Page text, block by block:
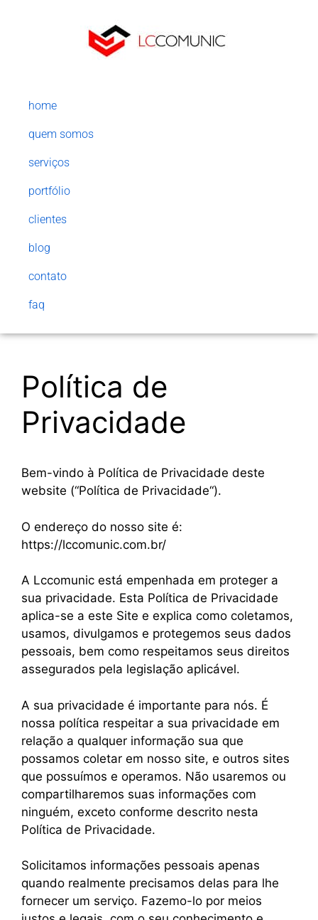
home
quem somos
serviços
portfólio
clientes
blog
contato
faq
Política de
Privacidade
Bem-vindo à Política de Privacidade deste
website (“Política de Privacidade“).
O endereço do nosso site é:
https://lccomunic.com.br/
A Lccomunic está empenhada em proteger a
sua privacidade. Esta Política de Privacidade
aplica-se a este Site e explica como coletamos,
usamos, divulgamos e protegemos seus dados
pessoais, bem como respeitamos seus direitos
assegurados pela legislação aplicável.
A sua privacidade é importante para nós. É
nossa política respeitar a sua privacidade em
relação a qualquer informação sua que
possamos coletar em nosso site, e outros sites
que possuímos e operamos. Não usaremos ou
compartilharemos suas informações com
ninguém, exceto conforme descrito nesta
Política de Privacidade.
Solicitamos informações pessoais apenas
quando realmente precisamos delas para lhe
fornecer um serviço. Fazemo-lo por meios